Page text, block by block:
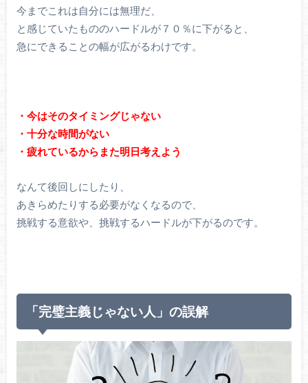
今までこれは自分には無理だ、
と感じていたもののハードルが７０％に下がると、
急にできることの幅が広がるわけです。
・今はそのタイミングじゃない
・十分な時間がない
・疲れているからまた明日考えよう
なんて後回しにしたり、
あきらめたりする必要がなくなるので、
挑戦する意欲や、挑戦するハードルが下がるのです。
「完璧主義じゃない人」の誤解